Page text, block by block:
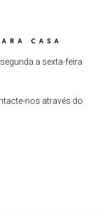
CASA
a sexta-feira
nos através do